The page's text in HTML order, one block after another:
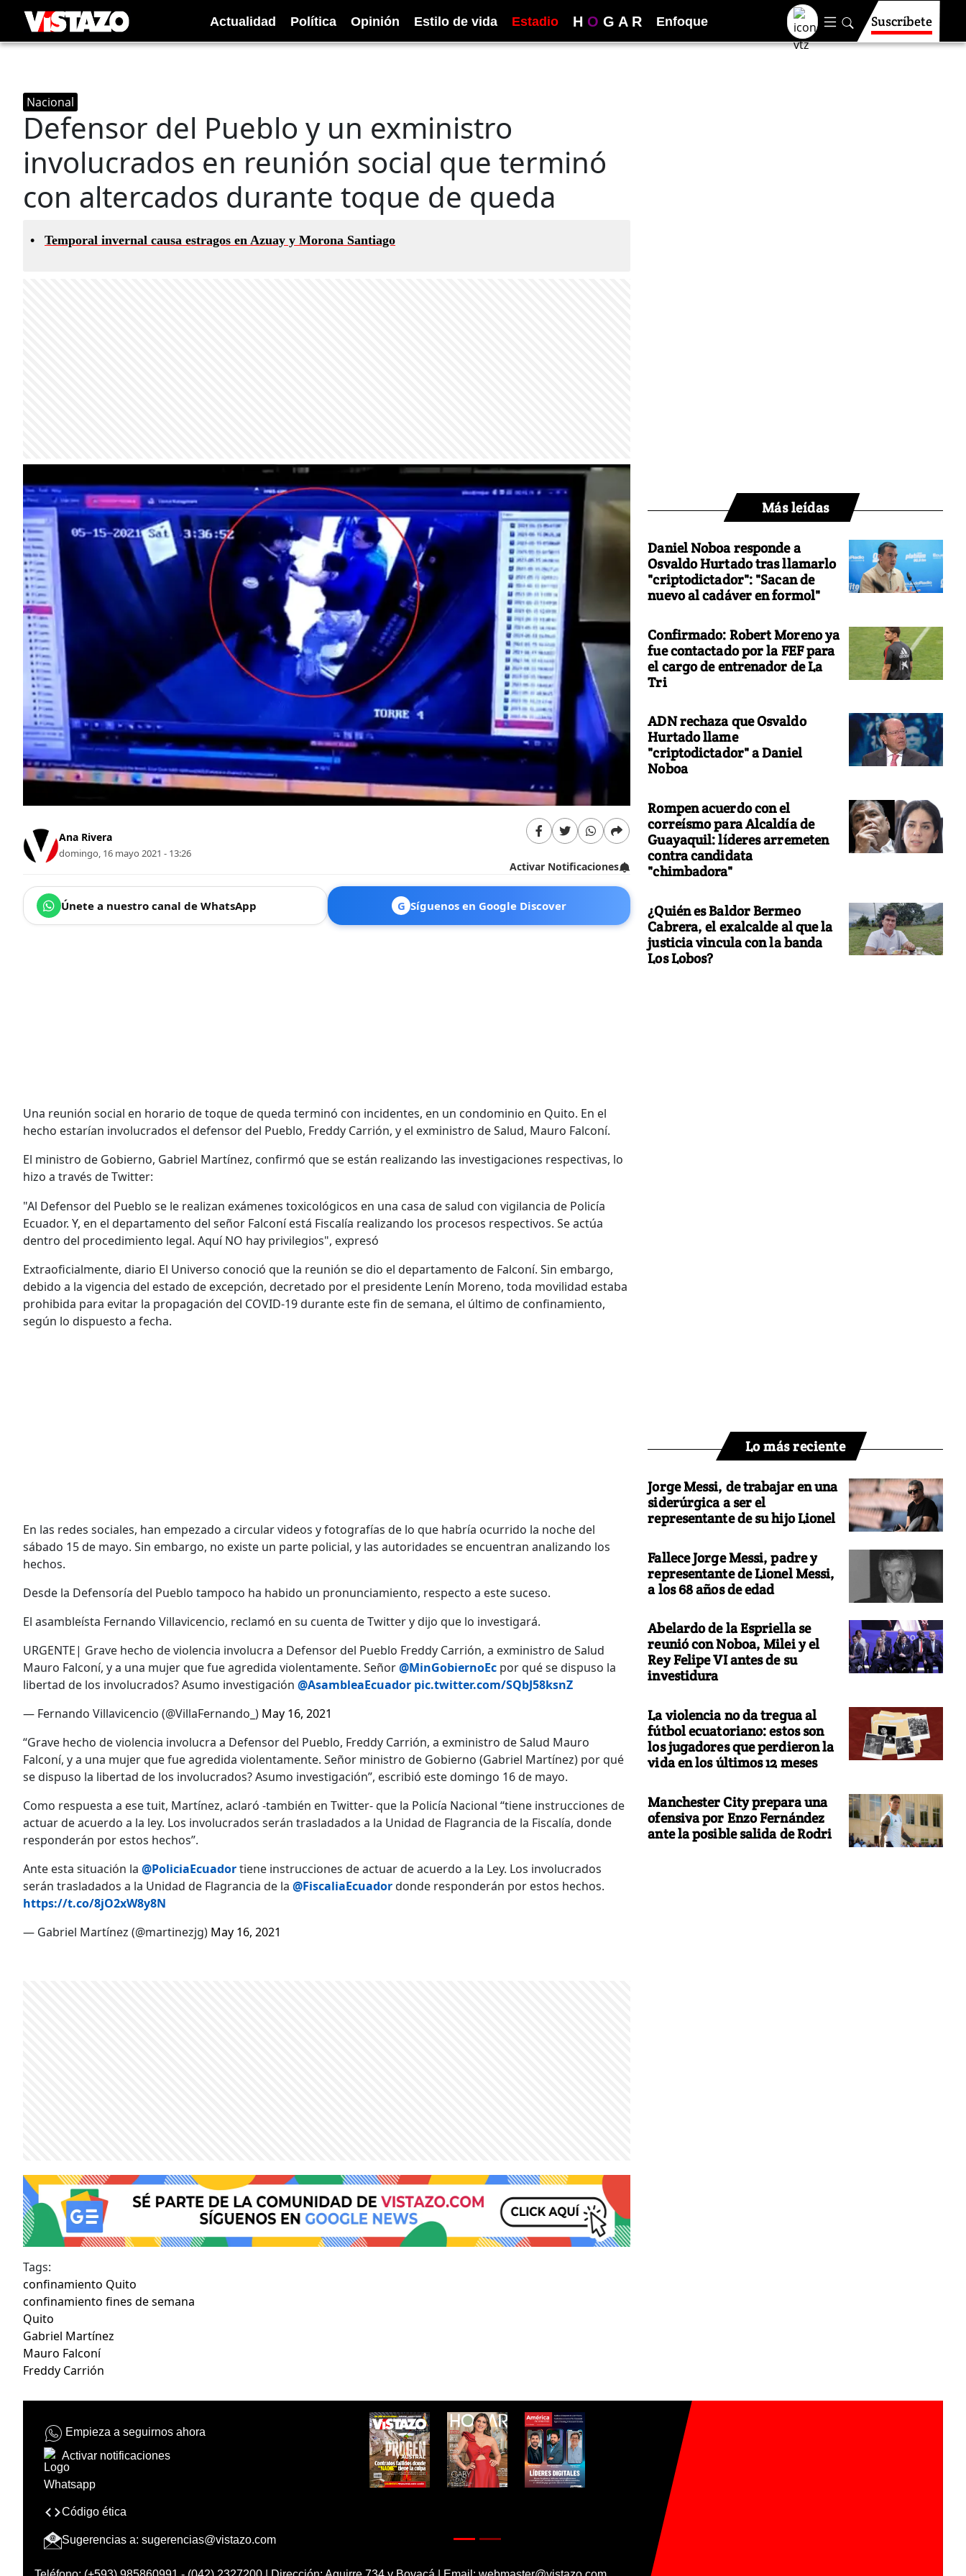
Actualidad Política Opinión Estilo de vida Estadio H O G A R Enfoque Suscríbete
Nacional
Defensor del Pueblo y un exministro
involucrados en reunión social que terminó
con altercados durante toque de queda
• Temporal invernal causa estragos en Azuay y Morona Santiago
Ana Rivera
domingo, 16 mayo 2021 - 13:26
Activar Notificaciones
Únete a nuestro canal de WhatsApp G Síguenos en Google Discover
Una reunión social en horario de toque de queda terminó con incidentes, en un condominio en Quito. En el
hecho estarían involucrados el defensor del Pueblo, Freddy Carrión, y el exministro de Salud, Mauro Falconí.
El ministro de Gobierno, Gabriel Martínez, confirmó que se están realizando las investigaciones respectivas, lo
hizo a través de Twitter:
"Al Defensor del Pueblo se le realizan exámenes toxicológicos en una casa de salud con vigilancia de Policía
Ecuador. Y, en el departamento del señor Falconí está Fiscalía realizando los procesos respectivos. Se actúa
dentro del procedimiento legal. Aquí NO hay privilegios", expresó
Extraoficialmente, diario El Universo conoció que la reunión se dio el departamento de Falconí. Sin embargo,
debido a la vigencia del estado de excepción, decretado por el presidente Lenín Moreno, toda movilidad estaba
prohibida para evitar la propagación del COVID-19 durante este fin de semana, el último de confinamiento,
según lo dispuesto a fecha.
En las redes sociales, han empezado a circular videos y fotografías de lo que habría ocurrido la noche del
sábado 15 de mayo. Sin embargo, no existe un parte policial, y las autoridades se encuentran analizando los
hechos.
Desde la Defensoría del Pueblo tampoco ha habido un pronunciamiento, respecto a este suceso.
El asambleísta Fernando Villavicencio, reclamó en su cuenta de Twitter y dijo que lo investigará.
URGENTE| Grave hecho de violencia involucra a Defensor del Pueblo Freddy Carrión, a exministro de Salud
Mauro Falconí, y a una mujer que fue agredida violentamente. Señor@MinGobiernoEc por qué se dispuso la
libertad de los involucrados? Asumo investigación @AsambleaEcuador pic.twitter.com/SQbJ58ksnZ
— Fernando Villavicencio (@VillaFernando_) May 16, 2021
“Grave hecho de violencia involucra a Defensor del Pueblo, Freddy Carrión, a exministro de Salud Mauro
Falconí, y a una mujer que fue agredida violentamente. Señor ministro de Gobierno (Gabriel Martínez) por qué
se dispuso la libertad de los involucrados? Asumo investigación”, escribió este domingo 16 de mayo.
Como respuesta a ese tuit, Martínez, aclaró -también en Twitter- que la Policía Nacional “tiene instrucciones de
actuar de acuerdo a la ley. Los involucrados serán trasladados a la Unidad de Flagrancia de la Fiscalía, donde
responderán por estos hechos”.
Ante esta situación la @PoliciaEcuadortiene instrucciones de actuar de acuerdo a la Ley. Los involucrados
serán trasladados a la Unidad de Flagrancia de la @FiscaliaEcuadordonde responderán por estos hechos.
https://t.co/8jO2xW8y8N
— Gabriel Martínez (@martinezjg) May 16, 2021
Tags:
confinamiento Quito
confinamiento fines de semana
Quito
Gabriel Martínez
Mauro Falconí
Freddy Carrión
Más leídas
Daniel Noboa responde a
Osvaldo Hurtado tras llamarlo
"criptodictador": "Sacan de
nuevo al cadáver en formol"
Confirmado: Robert Moreno ya
fue contactado por la FEF para
el cargo de entrenador de La
Tri
ADN rechaza que Osvaldo
Hurtado llame
"criptodictador" a Daniel
Noboa
Rompen acuerdo con el
correísmo para Alcaldía de
Guayaquil: líderes arremeten
contra candidata
"chimbadora"
¿Quién es Baldor Bermeo
Cabrera, el exalcalde al que la
justicia vincula con la banda
Los Lobos?
Lo más reciente
Jorge Messi, de trabajar en una
siderúrgica a ser el
representante de su hijo Lionel
Fallece Jorge Messi, padre y
representante de Lionel Messi,
a los 68 años de edad
Abelardo de la Espriella se
reunió con Noboa, Milei y el
Rey Felipe VI antes de su
investidura
La violencia no da tregua al
fútbol ecuatoriano: estos son
los jugadores que perdieron la
vida en los últimos 12 meses
Manchester City prepara una
ofensiva por Enzo Fernández
ante la posible salida de Rodri
Empieza a seguirnos ahora
Activar notificaciones
Código ética
Sugerencias a: sugerencias@vistazo.com